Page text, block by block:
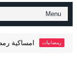
رمضان 2024 / 1445 لبنان